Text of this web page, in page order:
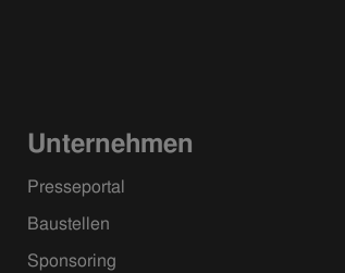
Unternehmen
Presseportal
Baustellen
Sponsoring